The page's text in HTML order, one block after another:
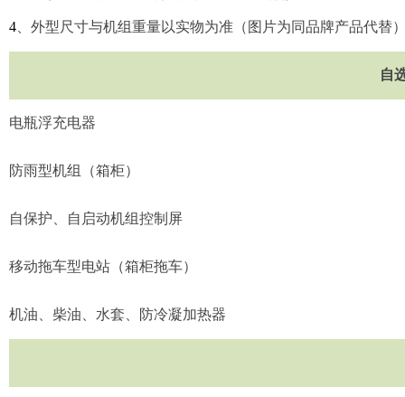
4 、外型尺寸与机组重量以实物为准（图片为同品牌产品代替
自
电瓶浮充电器
防雨型机组（箱柜）
自保护、自启动机组控制屏
移动拖车型电站（箱柜拖车）
机油、柴油、水套、防冷凝加热器